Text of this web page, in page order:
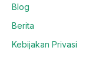
Blog
Berita
Kebijakan Privasi